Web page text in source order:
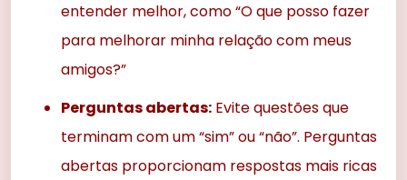
entender melhor, como “O que posso fazer
para melhorar minha relação com meus
amigos?”
Perguntas abertas: Evite questões que
terminam com um “sim” ou “não”. Perguntas
abertas proporcionam respostas mais ricas